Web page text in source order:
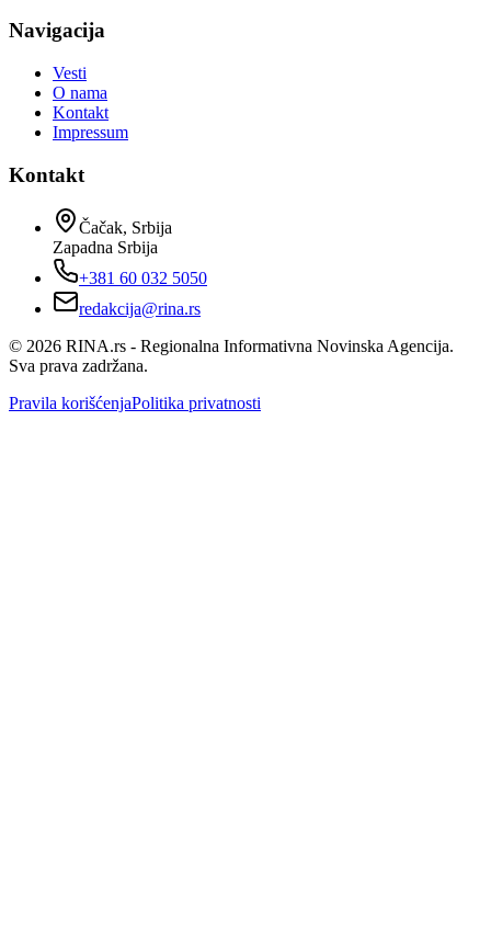
Navigacija
Vesti
O nama
Kontakt
Impressum
Kontakt
Čačak, Srbija
Zapadna Srbija
+381 60 032 5050
redakcija@rina.rs
© 2026 RINA.rs - Regionalna Informativna Novinska Agencija.
Sva prava zadržana.
Pravila korišćenjaPolitika privatnosti